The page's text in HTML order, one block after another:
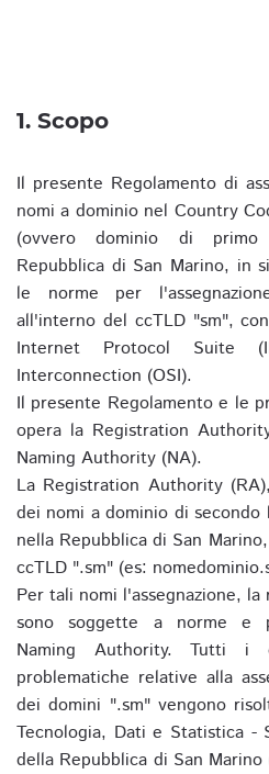
1. Scopo
Il presente Regolamento di
nomi a dominio nel Country
(ovvero dominio di
Repubblica di San Marino, in
le norme per
all'interno del ccTLD "sm",
Internet Protocol Suite
Interconnection (OSI).
Il presente Regolamento e le
opera la Registration
Naming Authority (NA).
La Registration Authority
dei nomi a dominio di
nella Repubblica di San
ccTLD ".sm" (es:
Per tali nomi l'assegnazione,
sono soggette a norme e
Naming Authority. Tutti i
problematiche relative alla
dei domini ".sm" vengono
Tecnologia, Dati e Statistica -
della Repubblica di San